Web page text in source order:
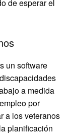
de esperar el
un software
a medida
por
a los veteranos
planificación